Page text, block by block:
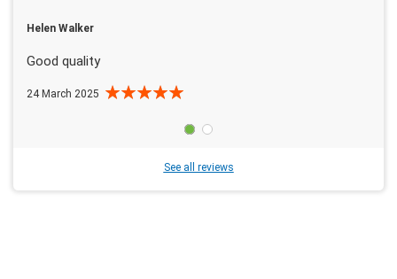
Helen Walker
Good quality
24 March 2025
See all reviews